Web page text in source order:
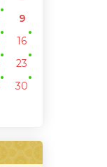
9
16
23
30